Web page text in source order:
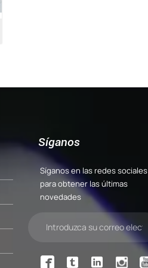
Síganos
Síganos en las redes sociales
para obtener las últimas
novedades
  